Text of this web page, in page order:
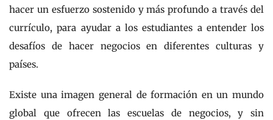
hacer un esfuerzo sostenido y más profundo a través del
currículo, para ayudar a los estudiantes a entender los
desafíos de hacer negocios en diferentes culturas y
países.
Existe una imagen general de formación en un mundo
global que ofrecen las escuelas de negocios, y sin